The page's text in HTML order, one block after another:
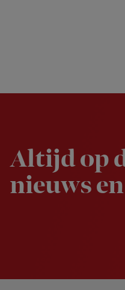
Altijd op
nieuws